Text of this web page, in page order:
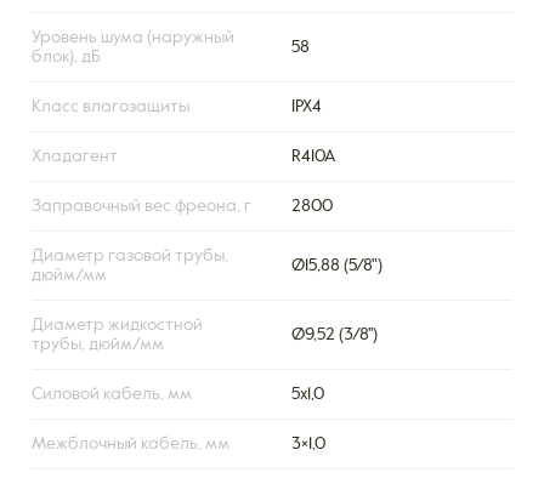
Уровень шума (наружный
блок), дБ
58
Класс влагозащиты IPX4
Хладагент R410A
Заправочный вес фреона, г 2800
Диаметр газовой трубы,
дюйм/мм
Ø15,88 (5/8")
Диаметр жидкостной
трубы, дюйм/мм
Ø9,52 (3/8'')
Силовой кабель, мм 5x1,0
Межблочный кабель, мм 3×1,0